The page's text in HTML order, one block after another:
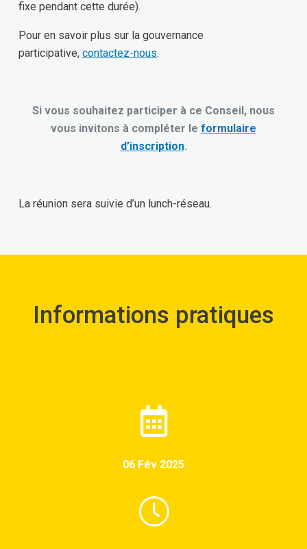
fixe pendant cette durée).
Pour en savoir plus sur la gouvernance
participative, contactez-nous.
Si vous souhaitez participer à ce Conseil, nous
vous invitons à compléter le formulaire
d’inscription.
La réunion sera suivie d’un lunch-réseau.
Informations pratiques
06 Fév 2025